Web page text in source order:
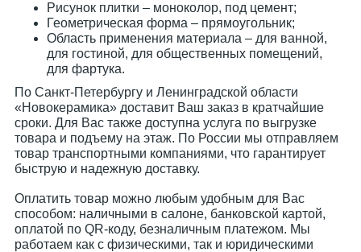
Рисунок плитки – моноколор, под цемент;
Геометрическая форма – прямоугольник;
Область применения материала – для ванной,
для гостиной, для общественных помещений,
для фартука.
По Санкт-Петербургу и Ленинградской области
«Новокерамика» доставит Ваш заказ в кратчайшие
сроки. Для Вас также доступна услуга по выгрузке
товара и подъему на этаж. По России мы отправляем
товар транспортными компаниями, что гарантирует
быструю и надежную доставку.
Оплатить товар можно любым удобным для Вас
способом: наличными в салоне, банковской картой,
оплатой по QR-коду, безналичным платежом. Мы
работаем как с физическими, так и юридическими